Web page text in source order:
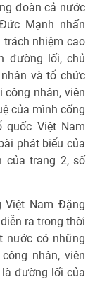
đoàn cả nước
Mạnh nhấn
nhiệm cao
đường lối, chủ
và tổ chức
công nhân, viên
của mình cống
quốc Việt Nam
phát biểu của
của trang 2, số
Việt Nam Đặng
ra trong thời
nước có những
nhân, viên
đường lối của